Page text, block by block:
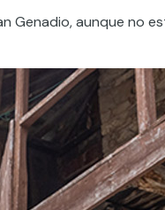
Genadio, aunque no